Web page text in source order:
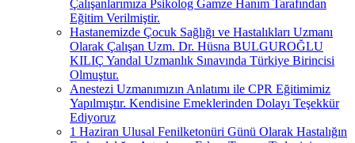
Çalışanlarımıza Psikolog Gamze Hanım Tarafından
Eğitim Verilmiştir.
Hastanemizde Çocuk Sağlığı ve Hastalıkları Uzmanı
Olarak Çalışan Uzm. Dr. Hüsna BULGUROĞLU
KILIÇ Yandal Uzmanlık Sınavında Türkiye Birincisi
Olmuştur.
Anestezi Uzmanımızın Anlatımı ile CPR Eğitimimiz
Yapılmıştır. Kendisine Emeklerinden Dolayı Teşekkür
Ediyoruz
1 Haziran Ulusal Fenilketonüri Günü Olarak Hastalığın